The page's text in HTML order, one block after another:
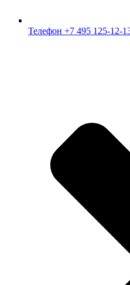
Телефон +7 495 125-12-